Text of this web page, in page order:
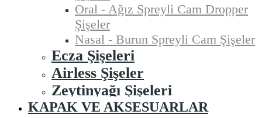
Oral - Ağız Spreyli Cam Dropper
Şişeler
Nasal - Burun Spreyli Cam Şişeler
Ecza Şişeleri
Airless Şişeler
Zeytinyağı Şişeleri
KAPAK VE AKSESUARLAR